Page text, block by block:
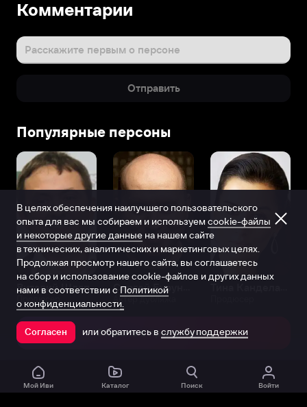
Комментарии
Расскажите первым о персоне
Отправить
Популярные персоны
Виталий Шляппо
Продюсер Актёр дубляжа
Открыть в приложении
Мой Иви Каталог Поиск Войти
В целях обеспечения наилучшего пользовательского
опыта для вас мы собираем и используем cookie-файлы
и некоторые другие данные на нашем сайте
в технических, аналитических и маркетинговых целях.
Продолжая просмотр нашего сайта, вы соглашаетесь
на сбор и использование cookie-файлов и других данных
нами в соответствии с Политикой
о конфиденциальности.
Согласен или обратитесь в службу поддержки